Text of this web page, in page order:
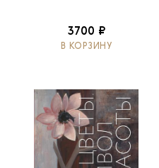
3700 ₽
В КОРЗИНУ